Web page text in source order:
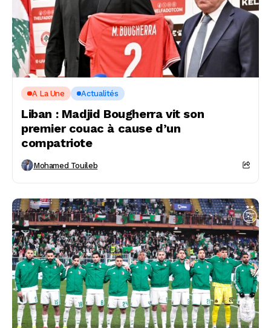
A La Une Actualités
Liban : Madjid Bougherra vit son
premier couac à cause d’un
compatriote
Mohamed Touileb